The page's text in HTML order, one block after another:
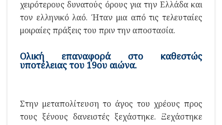
χειρότερους δυνατούς όρους για την Ελλάδα και
τον ελληνικό λαό. Ήταν μια από τις τελευταίες
μοιραίες πράξεις του πριν την αποστασία.
Ολική επαναφορά στο καθεστώς
υποτέλειας του 19ου αιώνα.
Στην μεταπολίτευση το άγος του χρέους προς
τους ξένους δανειστές ξεχάστηκε. Ξεχάστηκε